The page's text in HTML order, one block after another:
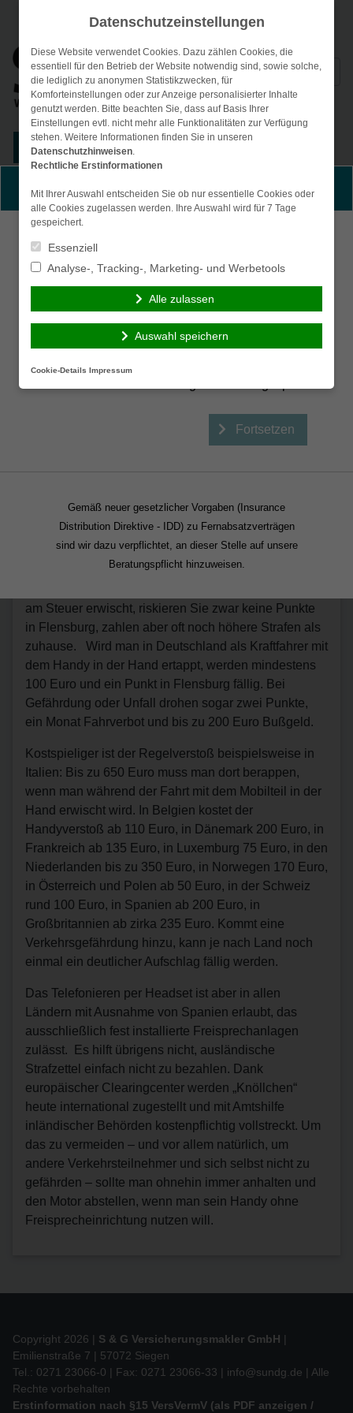
Suchen
nach:
Kunden-Login
besonders teuer
Am Steuer mit dem Handy in der Hand telefonieren
oder Kurznachrichten schreiben –das ist in ganz
am Steuer erwischt, riskieren Sie zwar keine Punkte
in Flensburg, zahlen aber oft noch höhere Strafen als
zuhause. Wird man in Deutschland als Kraftfahrer mit
dem Handy in der Hand ertappt, werden mindestens
100 Euro und ein Punkt in Flensburg fällig. Bei
Gefährdung oder Unfall drohen sogar zwei Punkte,
ein Monat Fahrverbot und bis zu 200 Euro Bußgeld.
Kostspieliger ist der Regelverstoß beispielsweise in
Italien: Bis zu 650 Euro muss man dort berappen,
wenn man während der Fahrt mit dem Mobilteil in der
Hand erwischt wird. In Belgien kostet der
Handyverstoß ab 110 Euro, in Dänemark 200 Euro, in
Frankreich ab 135 Euro, in Luxemburg 75 Euro, in den
Niederlanden bis zu 350 Euro, in Norwegen 170 Euro,
in Österreich und Polen ab 50 Euro, in der Schweiz
rund 100 Euro, in Spanien ab 200 Euro, in
Großbritannien ab zirka 235 Euro. Kommt eine
Verkehrsgefährdung hinzu, kann je nach Land noch
einmal ein deutlicher Aufschlag fällig werden.
Das Telefonieren per Headset ist aber in allen
Ländern mit Ausnahme von Spanien erlaubt, das
ausschließlich fest installierte Freisprechanlagen
zulässt. Es hilft übrigens nicht, ausländische
Strafzettel einfach nicht zu bezahlen. Dank
europäischer Clearingcenter werden „Knöllchen“
heute international zugestellt und mit Amtshilfe
inländischer Behörden kostenpflichtig vollstreckt. Um
das zu vermeiden – und vor allem natürlich, um
andere Verkehrsteilnehmer und sich selbst nicht zu
gefährden – sollte man ohnehin immer anhalten und
den Motor abstellen, wenn man sein Handy ohne
Freisprecheinrichtung nutzen will.
Copyright 2026 | S & G Versicherungsmakler GmbH |
Emilienstraße 7 | 57072 Siegen
Tel.: 0271 23066-0 | Fax: 0271 23066-33 | info@sundg.de | Alle
Rechte vorbehalten
Erstinformation nach §15 VersVermV (als PDF anzeigen /
Persönliche Beratung gewünscht?
persönliche Beratung
und möchte Kontakt mit
einem Berater
aufnehmen.
und möchte mit dem
Besuch der Seite
fortfahren.
Ich habe die
Fortsetzen
Gemäß neuer gesetzlicher Vorgaben (Insurance
Distribution Direktive - IDD) zu Fernabsatzverträgen
sind wir dazu verpflichtet, an dieser Stelle auf unsere
Beratungspflicht hinzuweisen.
Datenschutzeinstellungen
Diese Website verwendet Cookies. Dazu zählen Cookies, die
essentiell für den Betrieb der Website notwendig sind, sowie solche,
die lediglich zu anonymen Statistikzwecken, für
Komforteinstellungen oder zur Anzeige personalisierter Inhalte
genutzt werden. Bitte beachten Sie, dass auf Basis Ihrer
Einstellungen evtl. nicht mehr alle Funktionalitäten zur Verfügung
stehen. Weitere Informationen finden Sie in unseren
Datenschutzhinweisen.
Rechtliche Erstinformationen
Mit Ihrer Auswahl entscheiden Sie ob nur essentielle Cookies oder
alle Cookies zugelassen werden. Ihre Auswahl wird für 7 Tage
gespeichert.
Essenziell
Analyse-, Tracking-, Marketing- und Werbetools
Alle zulassen
Auswahl speichern
Cookie-Details Impressum